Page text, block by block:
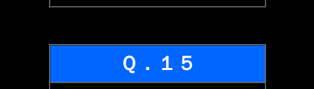
Ｑ．１５